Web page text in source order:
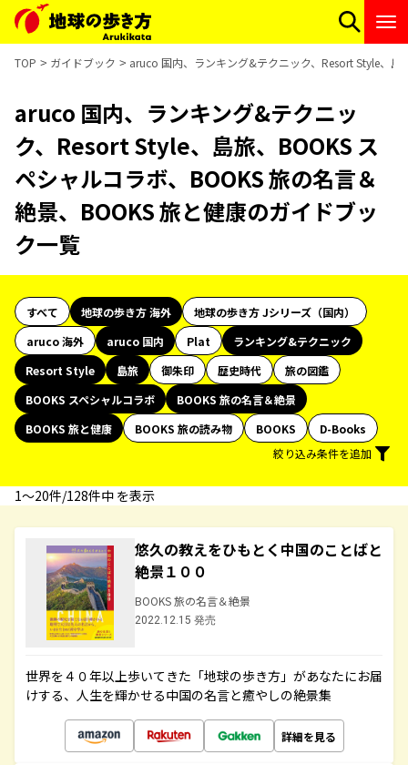
TOP ガイドブック aruco 国内、ランキング&テクニック、Resort Style、島
aruco 国内、ランキング&テクニッ
ク、Resort Style、島旅、BOOKS ス
ペシャルコラボ、BOOKS 旅の名言＆
絶景、BOOKS 旅と健康のガイドブッ
ク一覧
すべて 地球の歩き方 海外
地球の歩き方 Jシリーズ（国内）
aruco 海外
aruco 国内 Plat
ランキング&テクニック
Resort Style
島旅 御朱印 歴史時代
旅の図鑑
BOOKS スペシャルコラボ
BOOKS 旅の名言＆絶景
BOOKS 旅と健康
BOOKS 旅の読み物 BOOKS
D-Books
絞り込み条件を追加
1〜20件/128件中 を表示
悠久の教えをひもとく中国のことばと
絶景１００
BOOKS 旅の名言＆絶景
2022.12.15 発売
世界を４０年以上歩いてきた「地球の歩き方」があなたにお届
けする、人生を輝かせる中国の名言と癒やしの絶景集
詳細を見る